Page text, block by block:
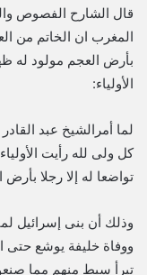
قال الشارح الفصوص
المغرب ان الخاتم من
بأرض العجم مولود له
الأولياء:
لما أمرالشيخ عبد
كل ولى لله رأيت
تواضعا له إلا رجلا
وذلك أن بنى إسرائيل
ووفاة خليفة يوشع حتى
تبرأ سبط منهم مما